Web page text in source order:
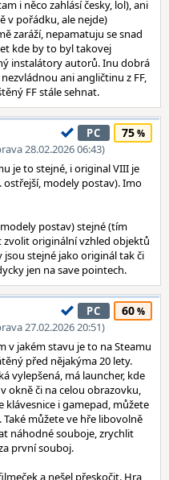
i něco zahlásí česky, lol), ani
v pořádku, ale nejde)
zaráží, nepamatuju se snad
kde by to byl takovej
instalátory autorů. Inu dobrá
ani angličtinu z FF,
FF stále sehnat.
28.02.2026 06:43)
PC 75
je to stejné, i original VIII je
modely postav). Imo
postav) stejné (tím
zvolit originální vzhled objektů
stejné jako originál tak či
jen na save pointech.
27.02.2026 20:51)
PC 60
v jakém stavu je to na Steamu
před nějakýma 20 lety.
vylepšená, má launcher, kde
okně či na celou obrazovku,
i gamepad, můžete
můžete ve hře libovolně
náhodné souboje, zrychlit
první souboj.
a nešel přeskočit. Hra